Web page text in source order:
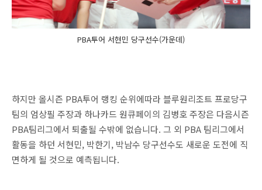
PBA투어 서현민 당구선수(가운데)
하지만 올시즌 PBA투어 랭킹 순위에따라 블루원리조트 프로당구
팀의 엄상필 주장과 하나카드 원큐페이의 김병호 주장은 다음시즌
PBA팀리그에서 퇴출될 수밖에 없습니다. 그 외 PBA 팀리그에서
활동을 하던 서현민, 박한기, 박남수 당구선수도 새로운 도전에 직
면하게 될 것으로 예측됩니다.